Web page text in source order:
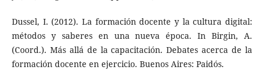
Dussel, I. (2012). La formación docente y la cultura digital:
métodos y saberes en una nueva época. In Birgin, A.
(Coord.). Más allá de la capacitación. Debates acerca de la
formación docente en ejercicio. Buenos Aires: Paidós.